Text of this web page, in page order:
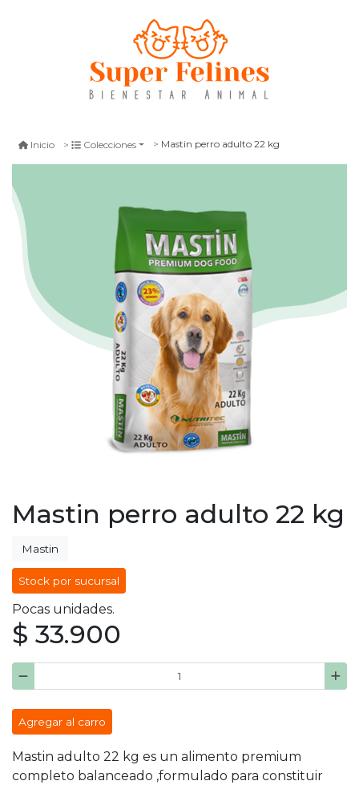
Inicio Colecciones Mastin perro adulto 22 kg
Mastin perro adulto 22 kg
Mastin
Stock por sucursal
Pocas unidades.
$ 33.900
Agregar al carro
Mastin adulto 22 kg es un alimento premium
completo balanceado ,formulado para constituir